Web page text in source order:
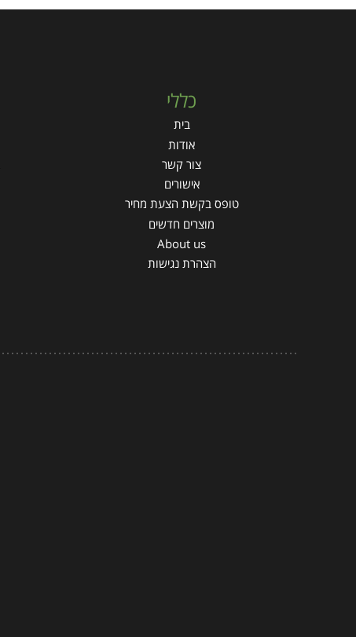
כללי
בית
אודות
צור קשר
אישורים
טופס בקשת הצעת מחיר
מוצרים חדשים
About us
הצהרת נגישות